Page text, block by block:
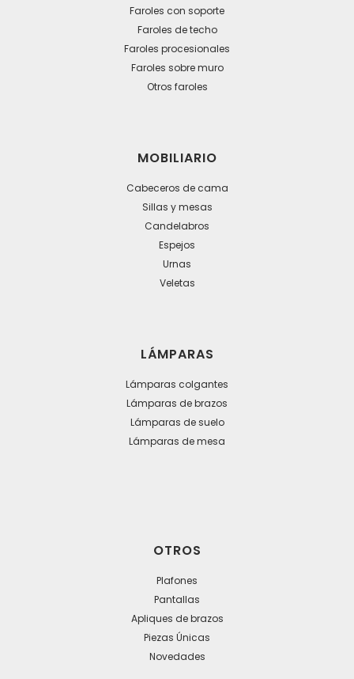
Faroles con soporte
Faroles de techo
Faroles procesionales
Faroles sobre muro
Otros faroles
MOBILIARIO
Cabeceros de cama
Sillas y mesas
Candelabros
Espejos
Urnas
Veletas
LÁMPARAS
Lámparas colgantes
Lámparas de brazos
Lámparas de suelo
Lámparas de mesa
OTROS
Plafones
Pantallas
Apliques de brazos
Piezas Únicas
Novedades